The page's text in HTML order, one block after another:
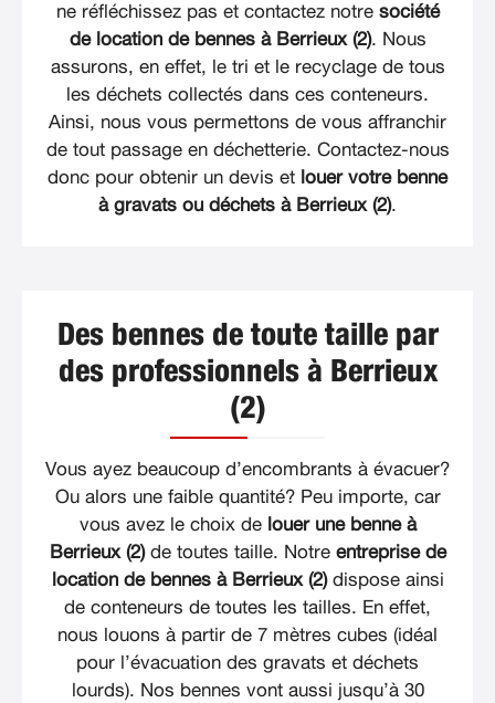
ne réfléchissez pas et contactez notre société
de location de bennes à Berrieux (2). Nous
assurons, en effet, le tri et le recyclage de tous
les déchets collectés dans ces conteneurs.
Ainsi, nous vous permettons de vous affranchir
de tout passage en déchetterie. Contactez-nous
donc pour obtenir un devis et louer votre benne
à gravats ou déchets à Berrieux (2).
Des bennes de toute taille par
des professionnels à Berrieux
(2)
Vous ayez beaucoup d’encombrants à évacuer?
Ou alors une faible quantité? Peu importe, car
vous avez le choix de louer une benne à
Berrieux (2)de toutes taille. Notre entreprise de
location de bennes à Berrieux (2)dispose ainsi
de conteneurs de toutes les tailles. En effet,
nous louons à partir de 7 mètres cubes (idéal
pour l’évacuation des gravats et déchets
lourds). Nos bennes vont aussi jusqu’à 30